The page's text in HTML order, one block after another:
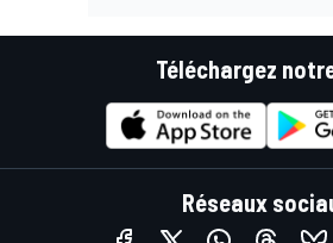
Téléchargez
Réseaux